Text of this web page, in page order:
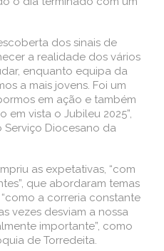
dos sinais de
a realidade dos vários
enquanto equipa da
a mais jovens. Foi um
em ação e também
em vista o Jubileu 2025”,
Serviço Diocesano da
as expetativas, “com
que abordaram temas
a correria constante
vezes desviam a nossa
importante”, como
de Torredeita.